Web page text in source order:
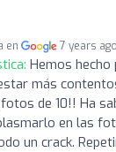
en 7 years ago
Hemos hecho
más
de 10!! Ha
en las
un crack.